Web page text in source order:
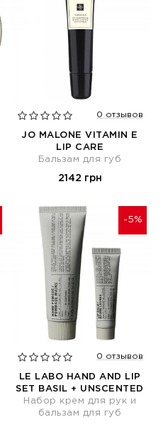
0 отзывов
JO MALONE VITAMIN E
LIP CARE
Бальзам для губ
2142 грн
-5%
0 отзывов
LE LABO HAND AND LIP
SET BASIL + UNSCENTED
Набор крем для рук и
бальзам для губ